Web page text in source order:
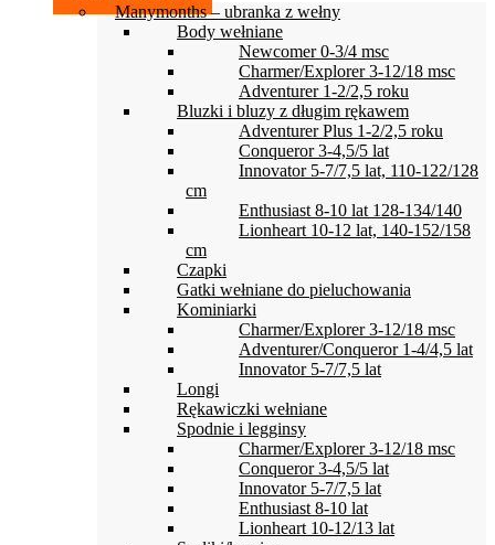
Manymonths – ubranka z wełny
Body wełniane
Newcomer 0-3/4 msc
Charmer/Explorer 3-12/18 msc
Adventurer 1-2/2,5 roku
Bluzki i bluzy z długim rękawem
Adventurer Plus 1-2/2,5 roku
Conqueror 3-4,5/5 lat
Innovator 5-7/7,5 lat, 110-122/128
cm
Enthusiast 8-10 lat 128-134/140
Lionheart 10-12 lat, 140-152/158
cm
Czapki
Gatki wełniane do pieluchowania
Kominiarki
Charmer/Explorer 3-12/18 msc
Adventurer/Conqueror 1-4/4,5 lat
Innovator 5-7/7,5 lat
Longi
Rękawiczki wełniane
Spodnie i legginsy
Charmer/Explorer 3-12/18 msc
Conqueror 3-4,5/5 lat
Innovator 5-7/7,5 lat
Enthusiast 8-10 lat
Lionheart 10-12/13 lat